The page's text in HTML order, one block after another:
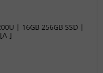
| 16GB 256GB SSD |
]